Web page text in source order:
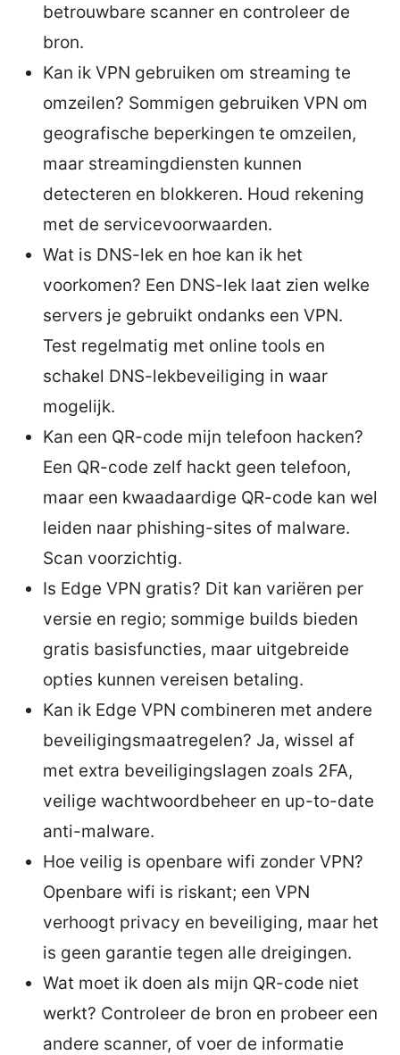
betrouwbare scanner en controleer de
bron.
Kan ik VPN gebruiken om streaming te
omzeilen? Sommigen gebruiken VPN om
geografische beperkingen te omzeilen,
maar streamingdiensten kunnen
detecteren en blokkeren. Houd rekening
met de servicevoorwaarden.
Wat is DNS-lek en hoe kan ik het
voorkomen? Een DNS-lek laat zien welke
servers je gebruikt ondanks een VPN.
Test regelmatig met online tools en
schakel DNS-lekbeveiliging in waar
mogelijk.
Kan een QR-code mijn telefoon hacken?
Een QR-code zelf hackt geen telefoon,
maar een kwaadaardige QR-code kan wel
leiden naar phishing-sites of malware.
Scan voorzichtig.
Is Edge VPN gratis? Dit kan variëren per
versie en regio; sommige builds bieden
gratis basisfuncties, maar uitgebreide
opties kunnen vereisen betaling.
Kan ik Edge VPN combineren met andere
beveiligingsmaatregelen? Ja, wissel af
met extra beveiligingslagen zoals 2FA,
veilige wachtwoordbeheer en up-to-date
anti-malware.
Hoe veilig is openbare wifi zonder VPN?
Openbare wifi is riskant; een VPN
verhoogt privacy en beveiliging, maar het
is geen garantie tegen alle dreigingen.
Wat moet ik doen als mijn QR-code niet
werkt? Controleer de bron en probeer een
andere scanner, of voer de informatie